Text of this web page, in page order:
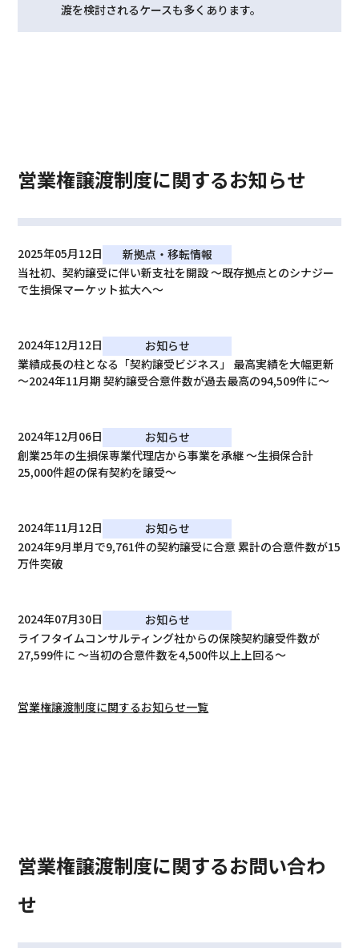
渡を検討されるケースも多くあります。
営業権譲渡制度に関するお知らせ
2025年05月12日
新拠点・移転情報
当社初、契約譲受に伴い新支社を開設 ～既存拠点とのシナジー
で生損保マーケット拡大へ～
2024年12月12日
お知らせ
業績成長の柱となる「契約譲受ビジネス」 最高実績を大幅更新
～2024年11月期 契約譲受合意件数が過去最高の94,509件に～
2024年12月06日
お知らせ
創業25年の生損保専業代理店から事業を承継 ～生損保合計
25,000件超の保有契約を譲受～
2024年11月12日
お知らせ
2024年9月単月で9,761件の契約譲受に合意 累計の合意件数が15
万件突破
2024年07月30日
お知らせ
ライフタイムコンサルティング社からの保険契約譲受件数が
27,599件に ～当初の合意件数を4,500件以上上回る～
営業権譲渡制度に関するお知らせ一覧
営業権譲渡制度に関するお問い合わ
せ